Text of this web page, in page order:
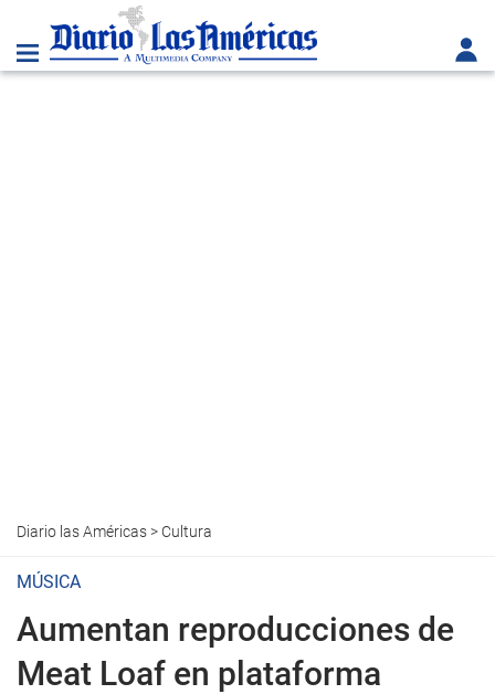
Diario las Américas> Cultura
MÚSICA
Aumentan reproducciones de
Meat Loaf en plataforma